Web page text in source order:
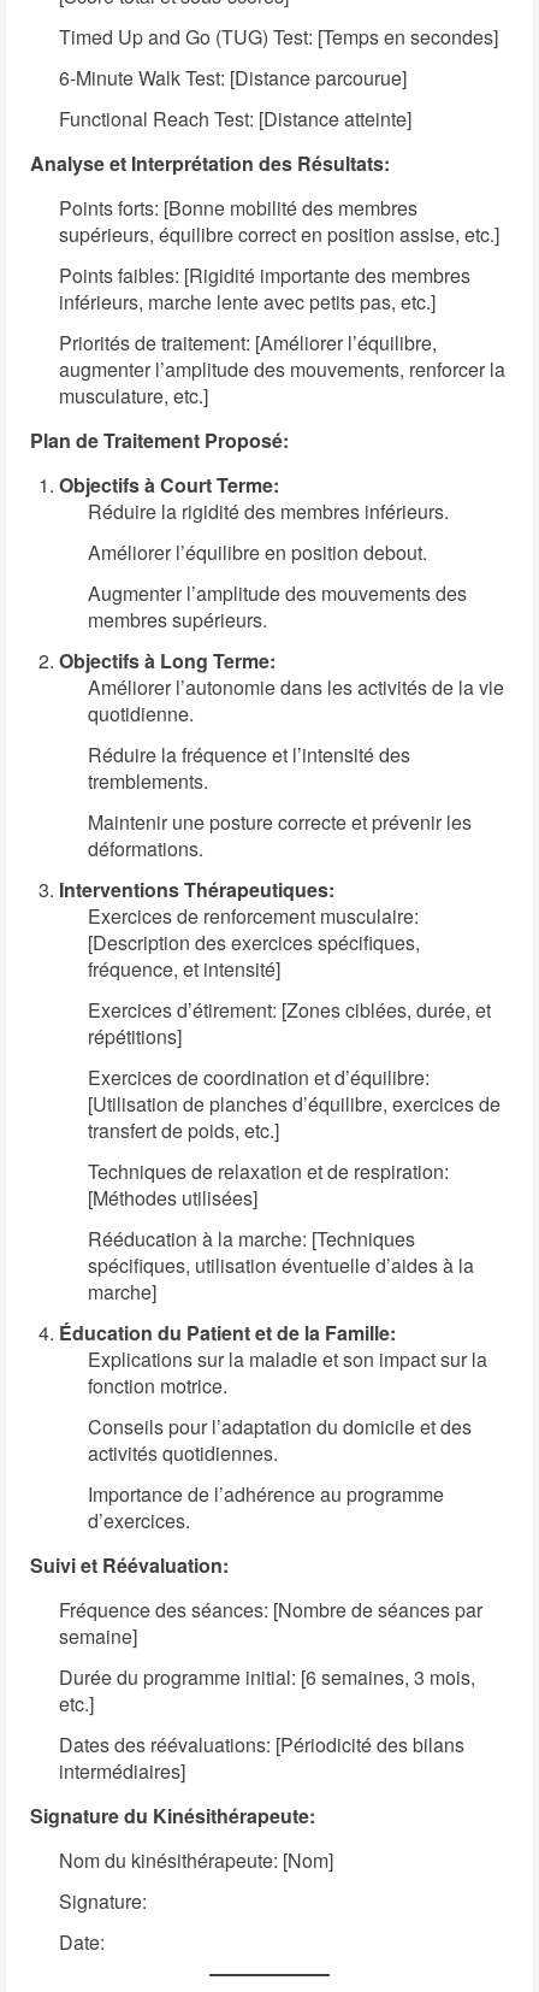
Timed Up and Go (TUG) Test: [Temps en secondes]
6-Minute Walk Test: [Distance parcourue]
Functional Reach Test: [Distance atteinte]
Analyse et Interprétation des Résultats:
Points forts: [Bonne mobilité des membres
supérieurs, équilibre correct en position assise, etc.]
Points faibles: [Rigidité importante des membres
inférieurs, marche lente avec petits pas, etc.]
Priorités de traitement: [Améliorer l’équilibre,
augmenter l’amplitude des mouvements, renforcer la
musculature, etc.]
Plan de Traitement Proposé:
Objectifs à Court Terme:
Réduire la rigidité des membres inférieurs.
Améliorer l’équilibre en position debout.
Augmenter l’amplitude des mouvements des
membres supérieurs.
Objectifs à Long Terme:
Améliorer l’autonomie dans les activités de la vie
quotidienne.
Réduire la fréquence et l’intensité des
tremblements.
Maintenir une posture correcte et prévenir les
déformations.
Interventions Thérapeutiques:
Exercices de renforcement musculaire:
[Description des exercices spécifiques,
fréquence, et intensité]
Exercices d’étirement: [Zones ciblées, durée, et
répétitions]
Exercices de coordination et d’équilibre:
[Utilisation de planches d’équilibre, exercices de
transfert de poids, etc.]
Techniques de relaxation et de respiration:
[Méthodes utilisées]
Rééducation à la marche: [Techniques
spécifiques, utilisation éventuelle d’aides à la
marche]
Éducation du Patient et de la Famille:
Explications sur la maladie et son impact sur la
fonction motrice.
Conseils pour l’adaptation du domicile et des
activités quotidiennes.
Importance de l’adhérence au programme
d’exercices.
Suivi et Réévaluation:
Fréquence des séances: [Nombre de séances par
semaine]
Durée du programme initial: [6 semaines, 3 mois,
etc.]
Dates des réévaluations: [Périodicité des bilans
intermédiaires]
Signature du Kinésithérapeute:
Nom du kinésithérapeute: [Nom]
Signature:
Date: